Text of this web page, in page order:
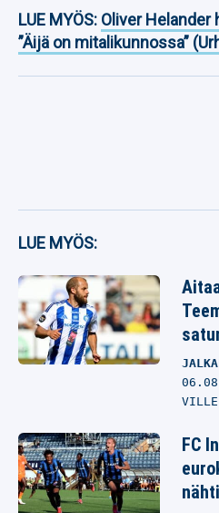
LUE MYÖS: Oliver Helander
”Äijä on mitalikunnossa”
LUE MYÖS:
VILLE
FC